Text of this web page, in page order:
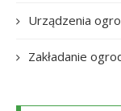
Urządzenia
Zakładanie